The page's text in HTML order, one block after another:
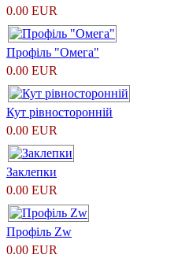
0.00 EUR
Профіль "Омега"
0.00 EUR
Кут рівносторонній
0.00 EUR
Заклепки
0.00 EUR
Профіль Zw
0.00 EUR